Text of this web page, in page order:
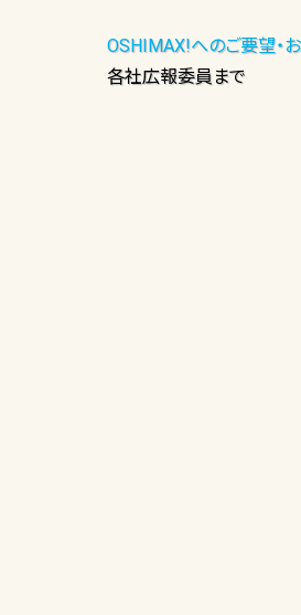
OSHIMAX!へのご要望・
各社広報委員まで